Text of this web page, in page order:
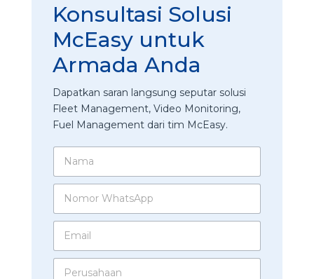
Konsultasi Solusi
McEasy untuk
Armada Anda
Dapatkan saran langsung seputar solusi
Fleet Management, Video Monitoring,
Fuel Management dari tim McEasy.
M
n
a
e
n
N
m
N
m
W
E
a
P